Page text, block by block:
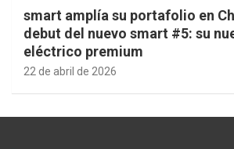
smart amplía su portafolio en
debut del nuevo smart #5: su
eléctrico premium
22 de abril de 2026